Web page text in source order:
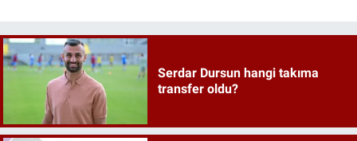
Serdar Dursun hangi takıma
transfer oldu?